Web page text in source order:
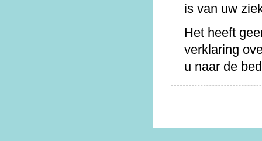
is van uw
Het heeft
verklaring
u naar de